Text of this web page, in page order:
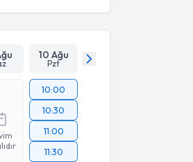
10 Ağu
Pzt
10:00
10:30
11:00
11:30